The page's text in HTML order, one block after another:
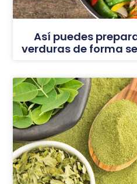
Así puedes
verduras de forma